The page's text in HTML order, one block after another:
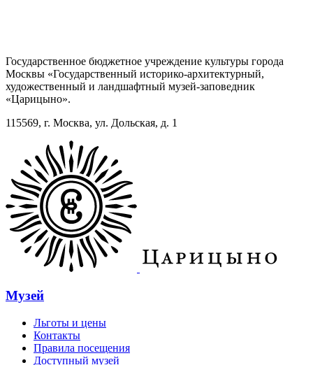
Государственное бюджетное учреждение культуры города
Москвы «Государственный историко-архитектурный,
художественный и ландшафтный музей-заповедник
«Царицыно».
115569, г. Москва, ул. Дольская, д. 1
Музей
Льготы и цены
Контакты
Правила посещения
Доступный музей